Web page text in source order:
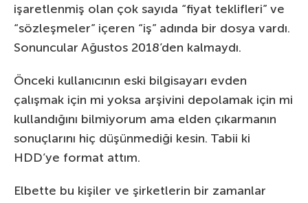
işaretlenmiş olan çok sayıda “fiyat teklifleri” ve
“sözleşmeler” içeren “iş” adında bir dosya vardı.
Sonuncular Ağustos 2018’den kalmaydı.
Önceki kullanıcının eski bilgisayarı evden
çalışmak için mi yoksa arşivini depolamak için mi
kullandığını bilmiyorum ama elden çıkarmanın
sonuçlarını hiç düşünmediği kesin. Tabii ki
HDD’ye format attım.
Elbette bu kişiler ve şirketlerin bir zamanlar